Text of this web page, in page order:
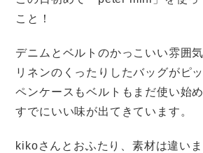
こと！
デニムとベルトのかっこいい雰囲
リネンのくったりしたバッグがピ
ペンケースもベルトもまだ使い始
すでにいい味が出てきています。
kikoさんとおふたり、素材は違い